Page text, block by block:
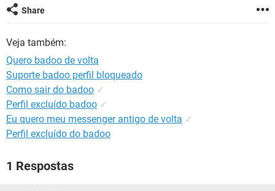
Share
Veja também:
Quero badoo de volta
Suporte badoo perfil bloqueado
Como sair do badoo ✓
Perfil excluído badoo ✓
Eu quero meu messenger antigo de volta ✓
Perfil excluído do badoo
1 Respostas